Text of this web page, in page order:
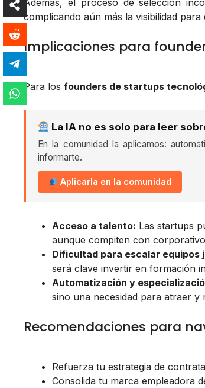
Además, el proceso de selección
complicando aún más la visibilidad
Implicaciones para
Para los founders de startups
La IA no es solo para leer
En la comunidad la aplicamos:
informarte.
Aplicarla en la comunidad
Acceso a talento: Las startups
aunque compiten con
Dificultad para escalar equipos
será clave invertir en formación
Automatización y
sino una necesidad para atraer y
Recomendaciones para
Refuerza tu estrategia de
Consolida tu marca empleadora